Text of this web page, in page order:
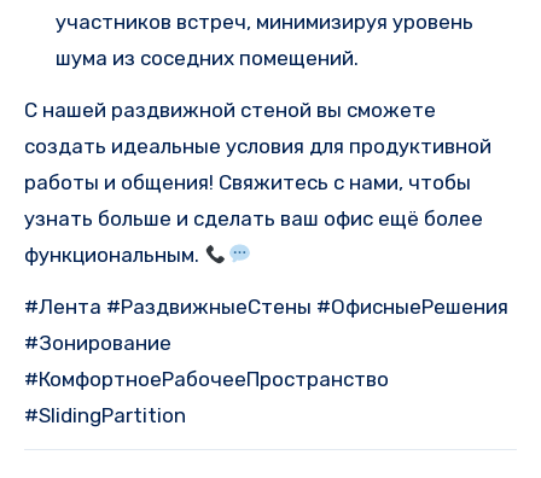
участников встреч, минимизируя уровень
шума из соседних помещений.
С нашей раздвижной стеной вы сможете
создать идеальные условия для продуктивной
работы и общения! Свяжитесь с нами, чтобы
узнать больше и сделать ваш офис ещё более
функциональным.
#Лента #РаздвижныеСтены #ОфисныеРешения
#Зонирование
#КомфортноеРабочееПространство
#SlidingPartition